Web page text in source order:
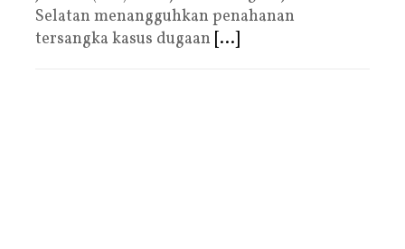
Selatan menangguhkan penahanan
tersangka kasus dugaan [...]